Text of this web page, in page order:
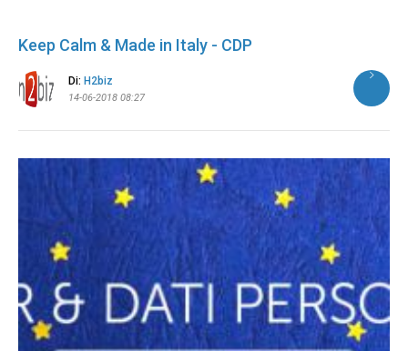
Keep Calm & Made in Italy - CDP
Di: H2biz
14-06-2018 08:27